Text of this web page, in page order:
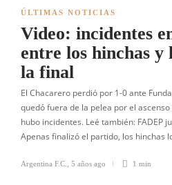
ÚLTIMAS NOTICIAS
Video: incidentes
entre los hinchas
la final
El Chacarero perdió por 1-0 ante
quedó fuera de la pelea por el
hubo incidentes. Leé también: FADEP
Apenas finalizó el partido, los hinchas
Argentina F.C. 5 años ago 1 min